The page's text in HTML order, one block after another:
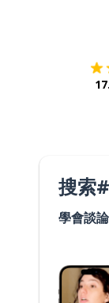
搜索
學會談